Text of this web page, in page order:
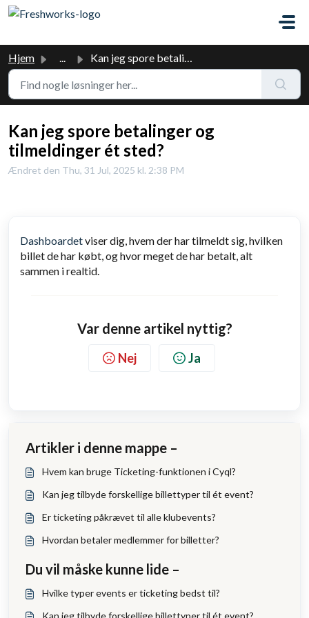
Gå til hovedindhold
Hjem ... Kan jeg spore betalinger og tilmeldinger ét sted?
Kan jeg spore betalinger og
tilmeldinger ét sted?
Ændret den Thu, 31 Jul, 2025 kl. 2:38 PM
Dashboardetviser dig, hvem der har tilmeldt sig, hvilken
billet de har købt, og hvor meget de har betalt, alt
sammen i realtid.
Var denne artikel nyttig?
Nej Ja
Artikler i denne mappe –
Hvem kan bruge Ticketing-funktionen i Cyql?
Kan jeg tilbyde forskellige billettyper til ét event?
Er ticketing påkrævet til alle klubevents?
Hvordan betaler medlemmer for billetter?
Du vil måske kunne lide –
Hvilke typer events er ticketing bedst til?
Kan jeg tilbyde forskellige billettyper til ét event?